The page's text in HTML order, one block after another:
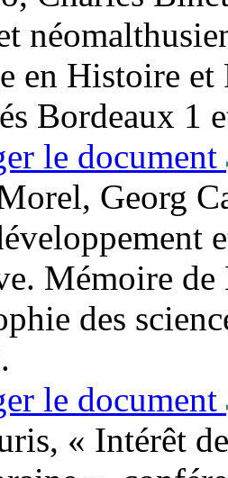
en Histoire
Bordeaux 1
le document
, Georg
Mémoire de
des
le document
, « Intérêt